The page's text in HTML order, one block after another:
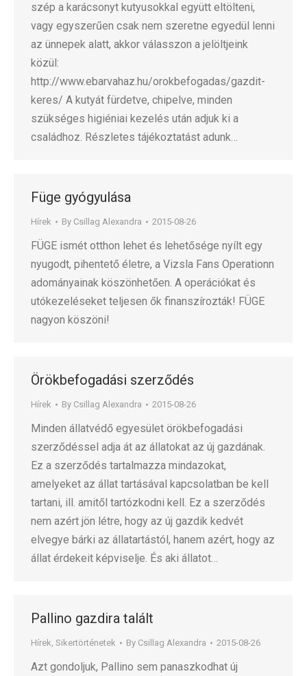
szép a karácsonyt kutyusokkal együtt eltölteni,
vagy egyszerűen csak nem szeretne egyedül lenni
az ünnepek alatt, akkor válasszon a jelöltjeink
közül:
http://www.ebarvahaz.hu/orokbefogadas/gazdit-
keres/ A kutyát fürdetve, chipelve, minden
szükséges higiéniai kezelés után adjuk ki a
családhoz. Részletes tájékoztatást adunk…
Füge gyógyulása
Hírek By Csillag Alexandra 2015-08-26
FÜGE ismét otthon lehet és lehetősége nyílt egy
nyugodt, pihentető életre, a Vizsla Fans Operationn
adományainak köszönhetően. A operációkat és
utókezeléseket teljesen ők finanszírozták! FÜGE
nagyon köszöni!
Örökbefogadási szerződés
Hírek By Csillag Alexandra 2015-08-26
Minden állatvédő egyesület örökbefogadási
szerződéssel adja át az állatokat az új gazdának.
Ez a szerződés tartalmazza mindazokat,
amelyeket az állat tartásával kapcsolatban be kell
tartani, ill. amitől tartózkodni kell. Ez a szerződés
nem azért jön létre, hogy az új gazdik kedvét
elvegye bárki az állatartástól, hanem azért, hogy az
állat érdekeit képviselje. És aki állatot…
Pallino gazdira talált
Hírek, Sikertörténetek By Csillag Alexandra 2015-08-26
Azt gondoljuk, Pallino sem panaszkodhat új